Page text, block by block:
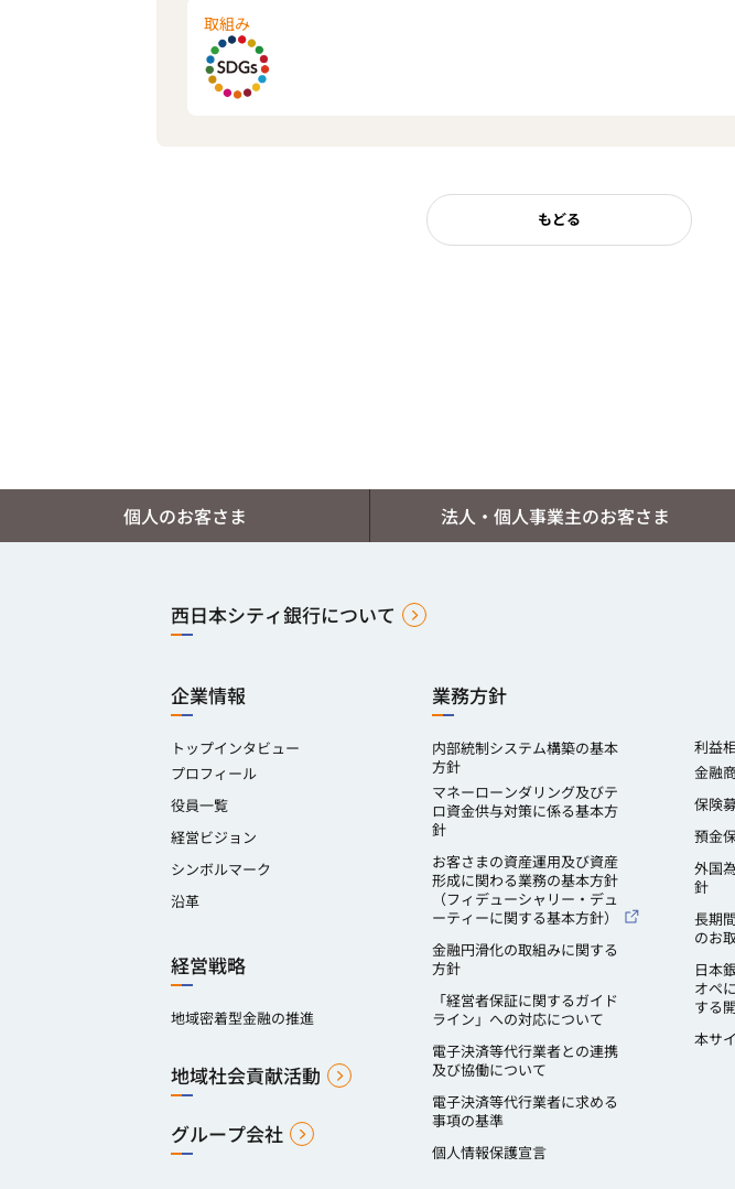
取組み
もどる
個人のお客さま 法人・個人事業主のお客さま
西日本シティ銀行について
企業情報
トップインタビュー
プロフィール
役員一覧
経営ビジョン
シンボルマーク
沿革
経営戦略
地域密着型金融の推進
地域社会貢献活動
グループ会社
業務方針
内部統制システム構築の基本
方針
マネーローンダリング及びテ
ロ資金供与対策に係る基本方
針
お客さまの資産運用及び資産
形成に関わる業務の基本方針
（フィデューシャリー・デュ
ーティーに関する基本方針）
金融円滑化の取組みに関する
方針
「経営者保証に関するガイド
ライン」への対応について
電子決済等代行業者との連携
及び協働について
電子決済等代行業者に求める
事項の基準
個人情報保護宣言
利益
金融
保険
預金
外国
針
長期
のお
日本
オペ
する
本サ